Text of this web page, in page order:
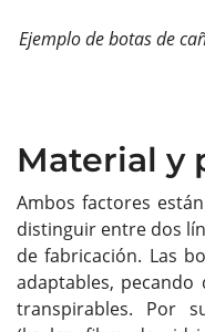
Ejemplo de botas de
Material y
Ambos factores
distinguir entre dos
de fabricación. Las
adaptables,
transpirables. Por